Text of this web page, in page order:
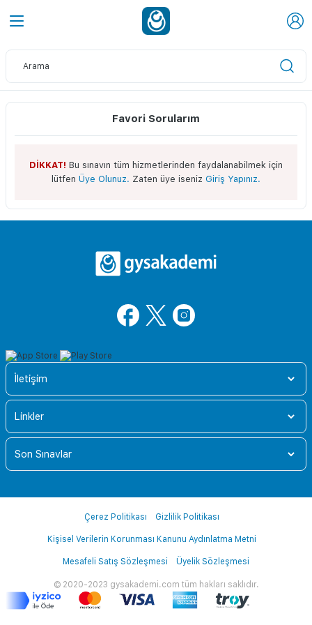
Favori Sorularım
DİKKAT! Bu sınavın tüm hizmetlerinden faydalanabilmek için
lütfen Üye Olunuz. Zaten üye iseniz Giriş Yapınız.
İletişim
Linkler
Son Sınavlar
© 2020-2023 gysakademi.com tüm hakları saklıdır.
Çerez Politikası Gizlilik Politikası
Kişisel Verilerin Korunması Kanunu Aydınlatma Metni
Mesafeli Satış Sözleşmesi Üyelik Sözleşmesi